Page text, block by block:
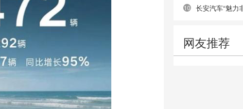
10
网友推荐